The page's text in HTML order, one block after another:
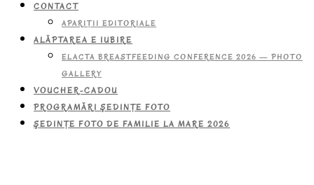
CONTACT
APARIŢII EDITORIALE
ALĂPTAREA E IUBIRE
ELACTA BREASTFEEDING CONFERENCE 2026 — PHOTO
GALLERY
VOUCHER-CADOU
PROGRAMĂRI ŞEDINŢE FOTO
ŞEDINŢE FOTO DE FAMILIE LA MARE 2026